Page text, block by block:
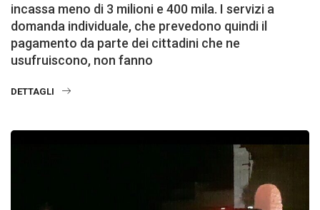
incassa meno di 3 milioni e 400 mila. I servizi a
domanda individuale, che prevedono quindi il
pagamento da parte dei cittadini che ne
usufruiscono, non fanno
DETTAGLI